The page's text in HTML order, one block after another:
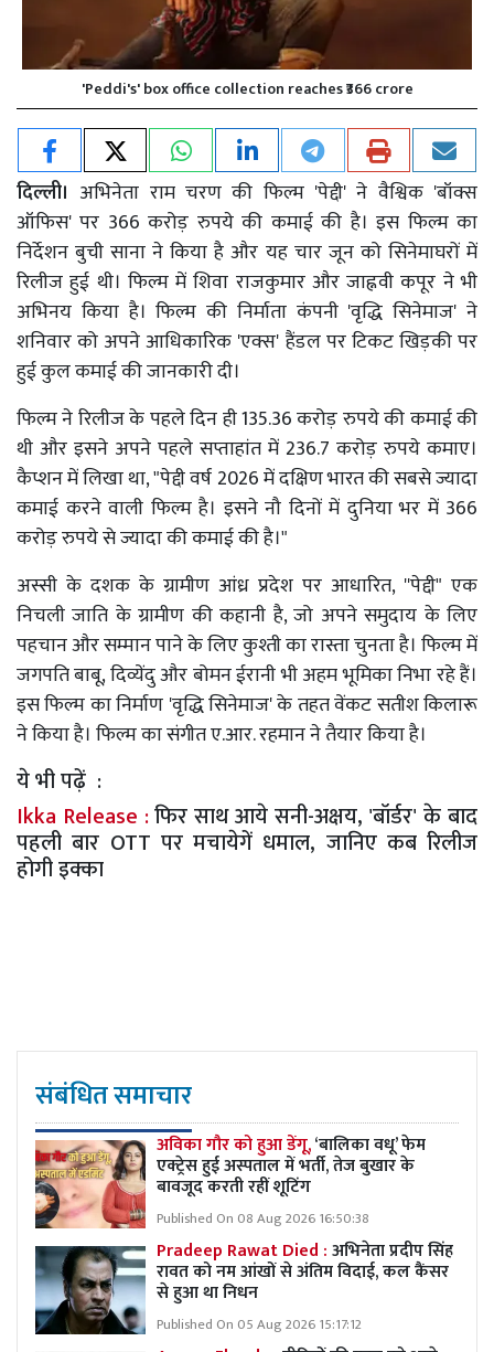
'Peddi's' box office collection reaches ₹366 crore
दिल्ली। अभिनेता राम चरण की फिल्म 'पेद्दी' ने वैश्विक 'बॉक्स
ऑफिस' पर 366 करोड़ रुपये की कमाई की है। इस फिल्म का
निर्देशन बुची साना ने किया है और यह चार जून को सिनेमाघरों में
रिलीज हुई थी। फिल्म में शिवा राजकुमार और जाह्नवी कपूर ने भी
अभिनय किया है। फिल्म की निर्माता कंपनी 'वृद्धि सिनेमाज' ने
शनिवार को अपने आधिकारिक 'एक्स' हैंडल पर टिकट खिड़की पर
हुई कुल कमाई की जानकारी दी।
फिल्म ने रिलीज के पहले दिन ही 135.36 करोड़ रुपये की कमाई की
थी और इसने अपने पहले सप्ताहांत में 236.7 करोड़ रुपये कमाए।
कैप्शन में लिखा था, "पेद्दी वर्ष 2026 में दक्षिण भारत की सबसे ज्यादा
कमाई करने वाली फिल्म है। इसने नौ दिनों में दुनिया भर में 366
करोड़ रुपये से ज्यादा की कमाई की है।"
अस्सी के दशक के ग्रामीण आंध्र प्रदेश पर आधारित, ''पेद्दी" एक
निचली जाति के ग्रामीण की कहानी है, जो अपने समुदाय के लिए
पहचान और सम्मान पाने के लिए कुश्ती का रास्ता चुनता है। फिल्म में
जगपति बाबू, दिव्येंदु और बोमन ईरानी भी अहम भूमिका निभा रहे हैं।
इस फिल्म का निर्माण 'वृद्धि सिनेमाज' के तहत वेंकट सतीश किलारू
ने किया है। फिल्म का संगीत ए.आर. रहमान ने तैयार किया है।
ये भी पढ़ें :
Ikka Release :फिर साथ आये सनी-अक्षय, 'बॉर्डर' के बाद
पहली बार OTT पर मचायेगें धमाल, जानिए कब रिलीज
होगी इक्का
संबंधित समाचार
अविका गौर को हुआ डेंगू,‘बालिका वधू’ फेम
एक्ट्रेस हुई अस्पताल में भर्ती, तेज बुखार के
बावजूद करती रहीं शूटिंग
Published On 08 Aug 2026 16:50:38
Pradeep Rawat Died :अभिनेता प्रदीप सिंह
रावत को नम आंखों से अंतिम विदाई, कल कैंसर
से हुआ था निधन
Published On 05 Aug 2026 15:17:12